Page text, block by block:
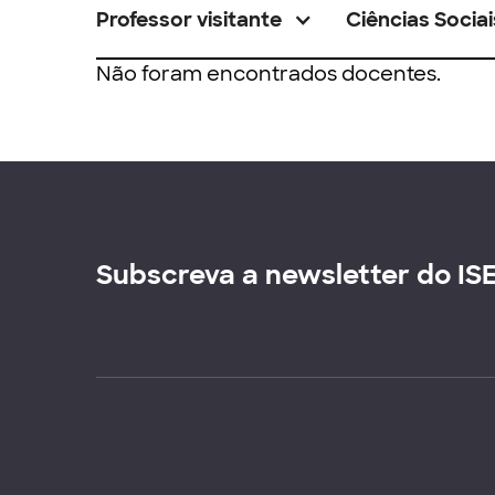
Professor visitante Ciências
Não foram encontrados docentes.
Subscreva a newsletter do